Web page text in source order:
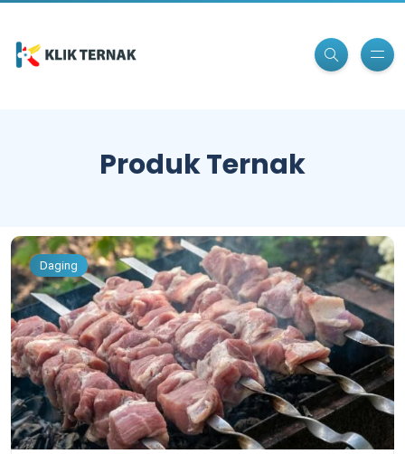
Produk Ternak
Daging